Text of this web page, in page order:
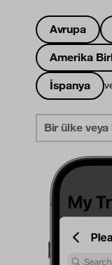
Avrupa
Amerika
İspanya